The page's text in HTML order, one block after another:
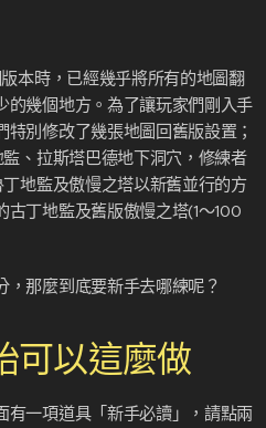
本時，已經幾乎將所有的地圖翻
的幾個地方。為了讓玩家們剛入手
別修改了幾張地圖回舊版設置；
、拉斯塔巴德地下洞穴，修練者
地監及傲慢之塔以新舊並行的方
丁地監及舊版傲慢之塔(1～100
，那麼到底要新手去哪練呢？
可以這麼做
有一項道具「新手必讀」，請點兩